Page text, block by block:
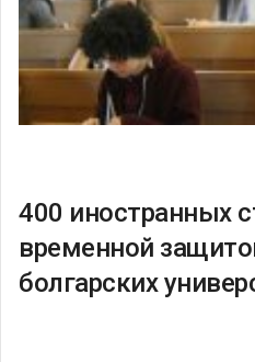
400 иностранных
временной
болгарских